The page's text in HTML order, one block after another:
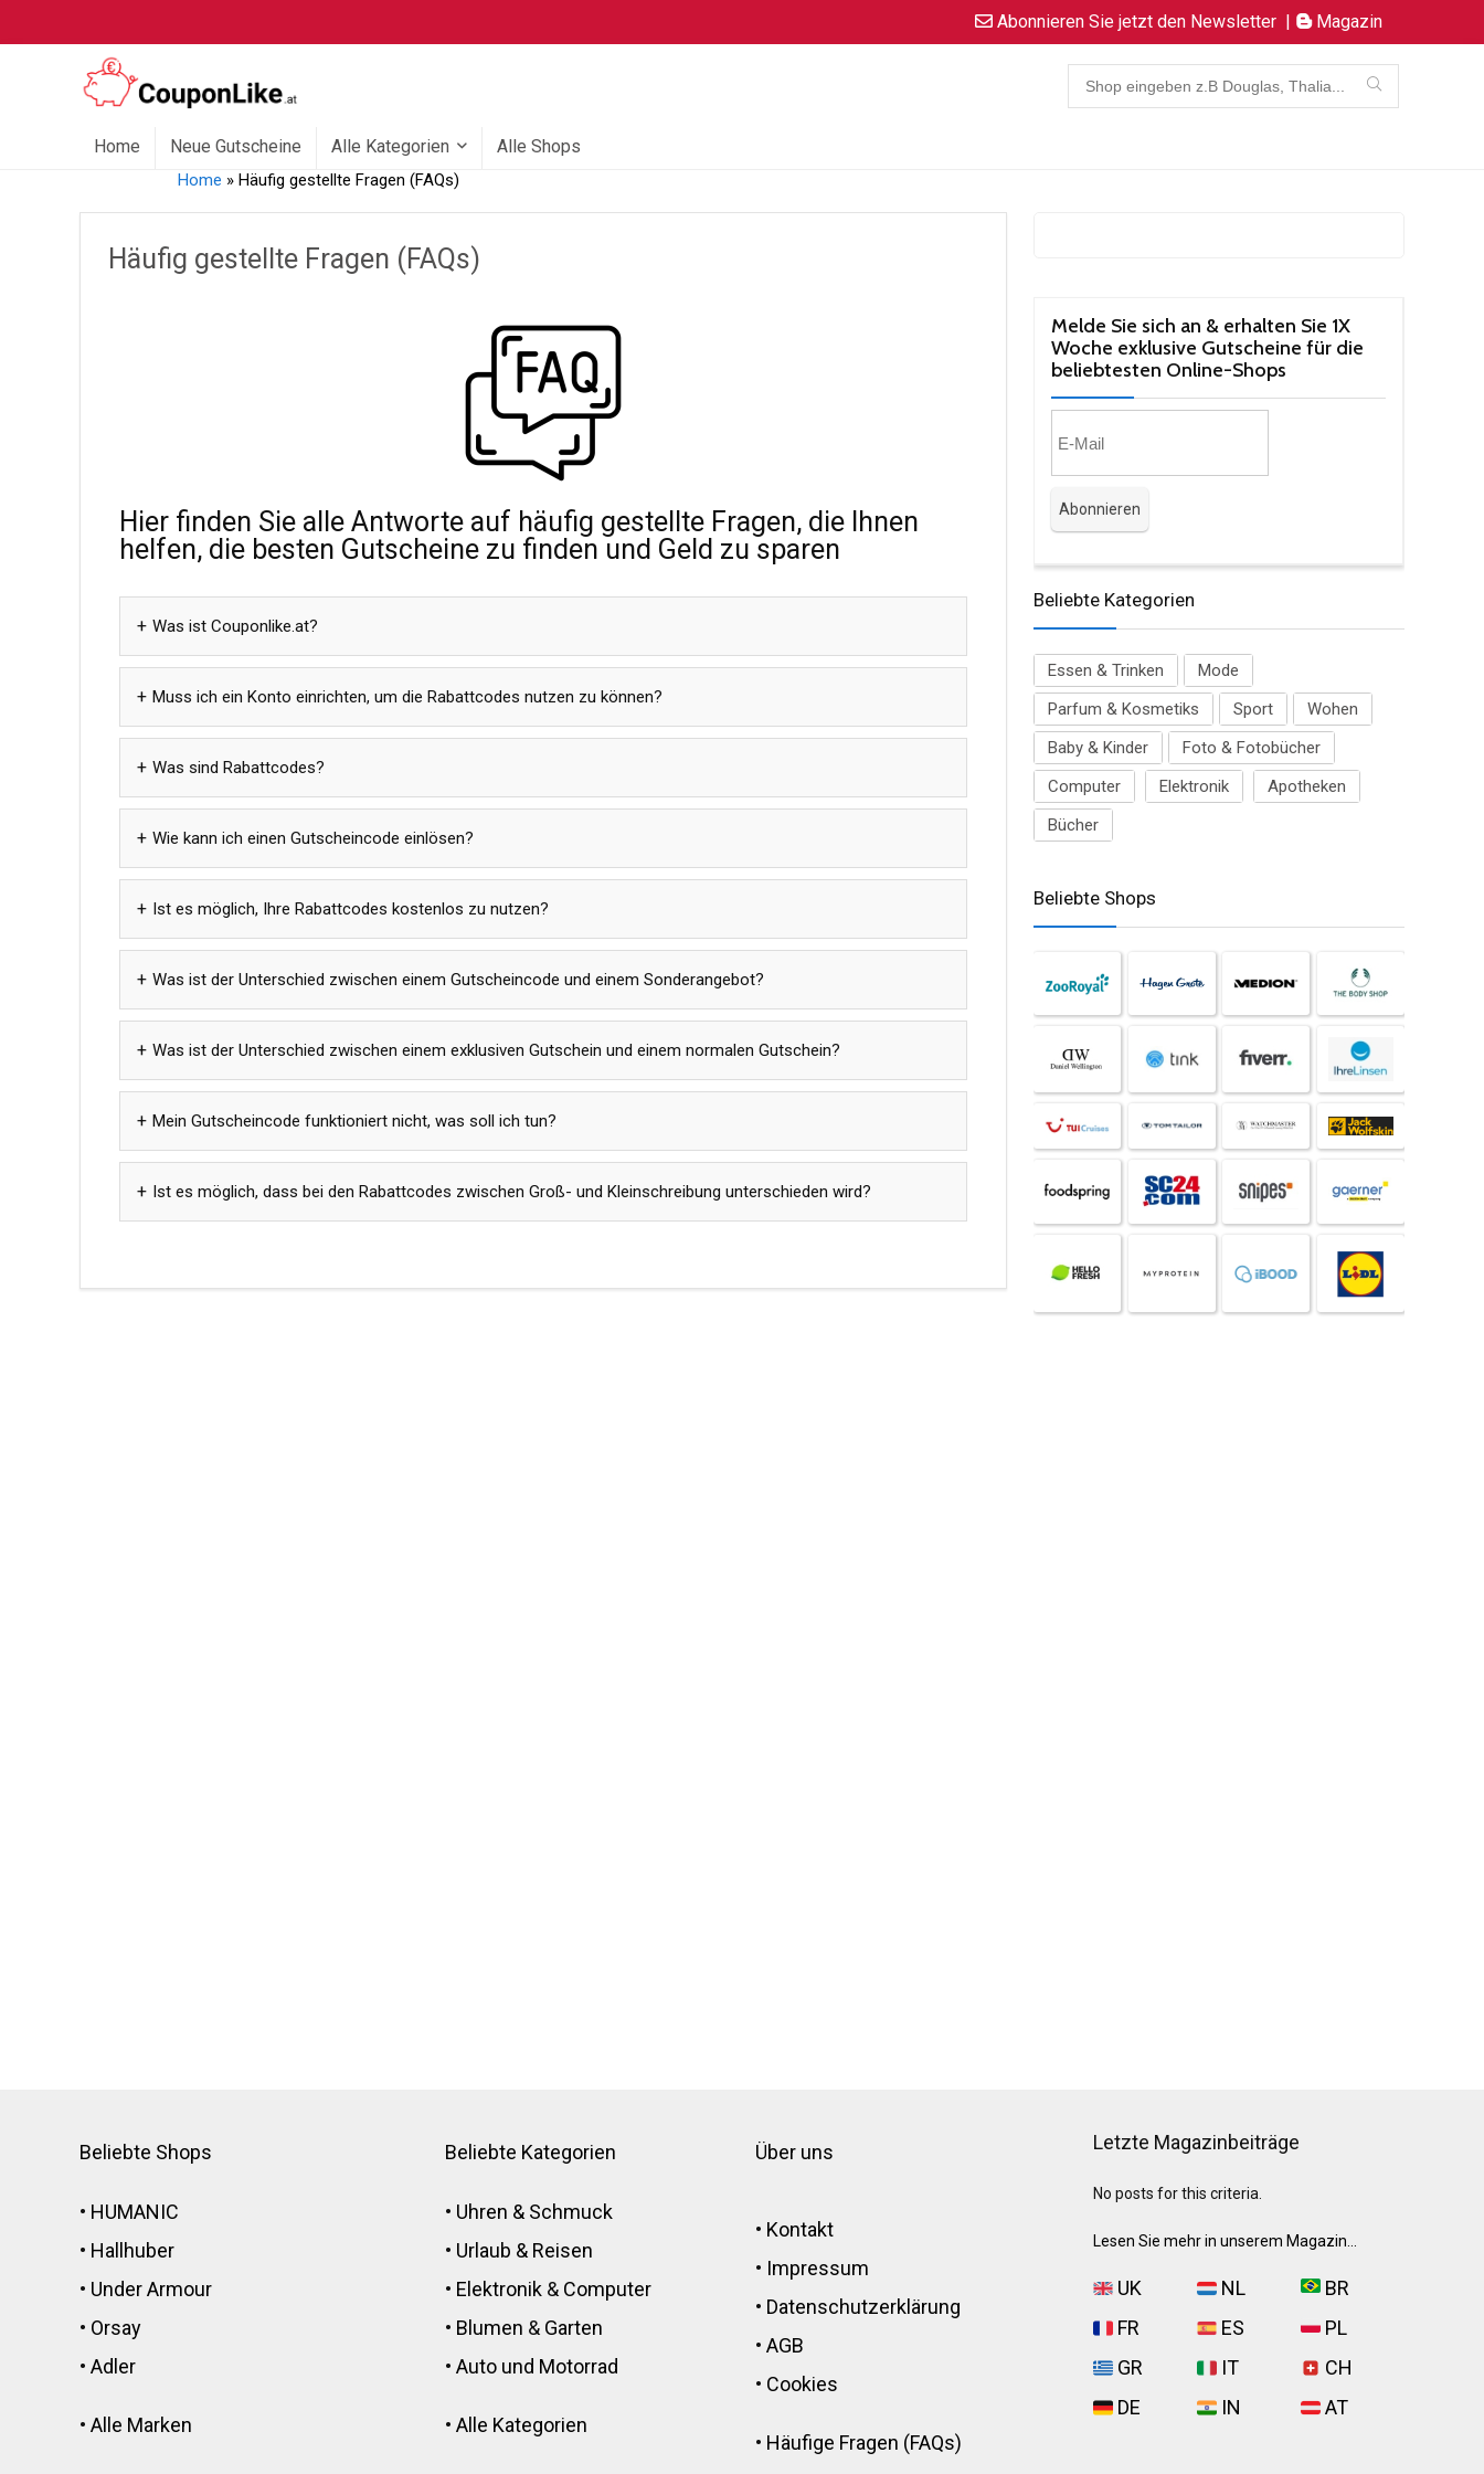
Abonnieren Sie jetzt den Newsletter | Magazin
Home Neue Gutscheine Alle Kategorien Alle Shops
Home » Häufig gestellte Fragen (FAQs)
Häufig gestellte Fragen (FAQs)
Hier finden Sie alle Antworte auf häufig gestellte Fragen, die Ihnen
helfen, die besten Gutscheine zu finden und Geld zu sparen
Was ist Couponlike.at?
Muss ich ein Konto einrichten, um die Rabattcodes nutzen zu können?
Was sind Rabattcodes?
Wie kann ich einen Gutscheincode einlösen?
Ist es möglich, Ihre Rabattcodes kostenlos zu nutzen?
Was ist der Unterschied zwischen einem Gutscheincode und einem Sonderangebot?
Was ist der Unterschied zwischen einem exklusiven Gutschein und einem normalen Gutschein?
Mein Gutscheincode funktioniert nicht, was soll ich tun?
Ist es möglich, dass bei den Rabattcodes zwischen Groß- und Kleinschreibung unterschieden wird?
Melde Sie sich an & erhalten Sie 1X
Woche exklusive Gutscheine für die
beliebtesten Online-Shops​
Beliebte Kategorien
Essen & Trinken
Mode
Parfum & Kosmetiks
Sport
Wohen
Baby & Kinder
Foto & Fotobücher
Computer
Elektronik
Apotheken
Bücher
Beliebte Shops
Beliebte Shops
• HUMANIC
• Hallhuber
• Under Armour
• Orsay
•Adler
•Alle Marken
Beliebte Kategorien
• Uhren & Schmuck
• Urlaub & Reisen
• Elektronik & Computer
• Blumen & Garten
•Auto und Motorrad
•Alle Kategorien
Über uns
• Kontakt
• Impressum
• Datenschutzerklärung
•AGB
• Cookies
• Häufige Fragen (FAQs)
Letzte Magazinbeiträge
No posts for this criteria.
Lesen Sie mehr in unserem Magazin...
UK
FR
GR
DE
NL
ES
IT
IN
BR
PL
CH
AT